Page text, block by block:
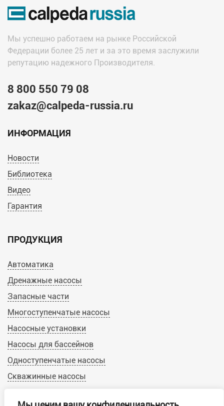
Мы успешно работаем на рынке Российской
Федерации более 25 лет и за это время заслужили
репутацию надежного Производителя.
8 800 550 79 08
zakaz@calpeda-russia.ru
ИНФОРМАЦИЯ
Новости
Библиотека
Видео
Гарантия
ПРОДУКЦИЯ
Автоматика
Дренажные насосы
Запасные части
Многоступенчатые насосы
Насосные установки
Насосы для бассейнов
Одноступенчатые насосы
Скважинные насосы